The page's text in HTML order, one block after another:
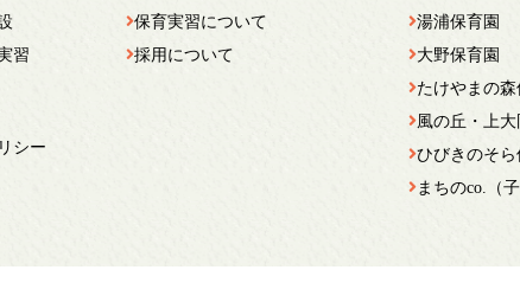
習
保育実習について
採用について
シー
湯浦保育園
大野保育園
たけやまの森
風の丘・上
ひびきのそら
まちのco.（